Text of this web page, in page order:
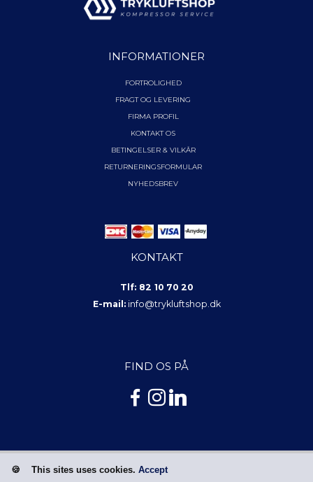
This sites uses cookies. Accept
INFORMATIONER
FORTROLIGHED
FRAGT OG LEVERING
FIRMA PROFIL
KONTAKT OS
BETINGELSER & VILKÅR
RETURNERINGSFORMULAR
NYHEDSBREV
KONTAKT
Tlf: 82 10 70 20
E-mail: info@trykluftshop.dk
FIND OS PÅ